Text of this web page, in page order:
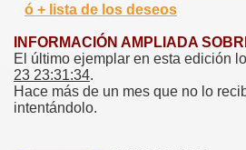
ó + lista de los deseos
INFORMACIÓN AMPLIADA
El último ejemplar en esta edición
23 23:31:34.
Hace más de un mes que no lo
intentándolo.